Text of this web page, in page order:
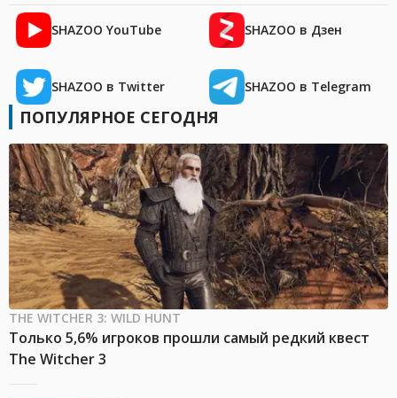
SHAZOO YouTube SHAZOO в Дзен
SHAZOO в Twitter SHAZOO в Telegram
ПОПУЛЯРНОЕ СЕГОДНЯ
THE WITCHER 3: WILD HUNT
Только 5,6% игроков прошли самый редкий квест
The Witcher 3